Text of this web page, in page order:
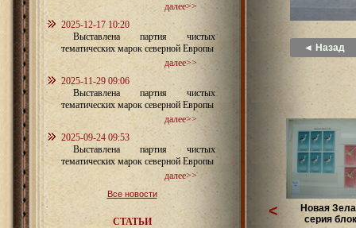
далее>>
2025-12-17 10:20
Выставлена партия чистых
тематических марок северной Европы
далее>>
2025-11-29 09:06
Выставлена партия чистых
тематических марок северной Европы
далее>>
2025-09-24 09:53
Выставлена партия чистых
тематических марок северной Европы
далее>>
Все новости
СТАТЬИ
◄ Назад
Новая
серия
<